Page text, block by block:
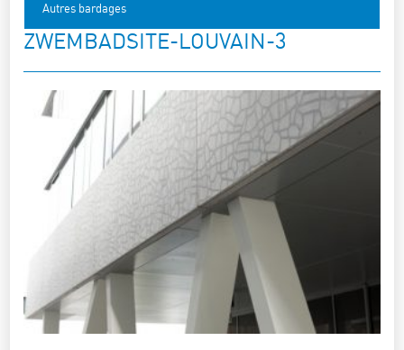
Autres bardages
ZWEMBADSITE-LOUVAIN-3